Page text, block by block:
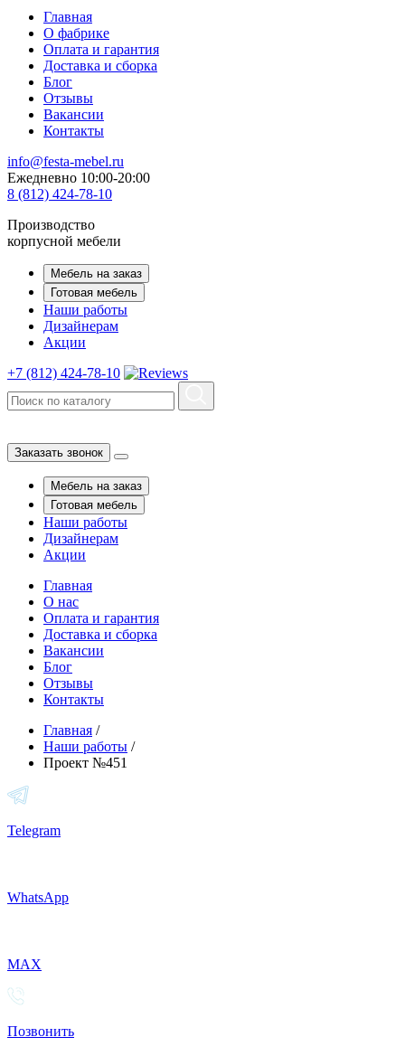
Главная
О фабрике
Оплата и гарантия
Доставка и сборка
Блог
Отзывы
Вакансии
Контакты
info@festa-mebel.ru
Ежедневно 10:00-20:00
8 (812) 424-78-10
Производство
корпусной мебели
Мебель на заказ
Готовая мебель
Наши работы
Дизайнерам
Акции
+7 (812) 424-78-10
Заказать звонок
Мебель на заказ
Готовая мебель
Наши работы
Дизайнерам
Акции
Главная
О нас
Оплата и гарантия
Доставка и сборка
Вакансии
Блог
Отзывы
Контакты
Главная /
Наши работы /
Проект №451
Telegram
WhatsApp
MAX
Позвонить